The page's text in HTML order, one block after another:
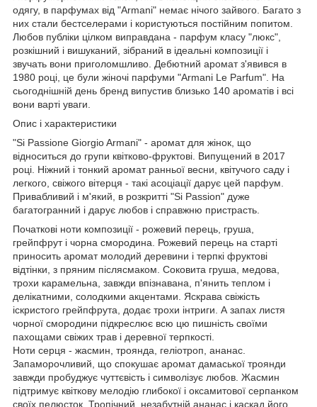
одягу, в парфумах від "Armani" немає нічого зайвого. Багато з
них стали бестселерами і користуються постійним попитом.
Любов публіки цілком виправдана - парфум класу "люкс",
розкішний і вишуканий, зібраний в ідеальні композиції і
звучать вони приголомшливо. Дебютний аромат з'явився в
1980 році, це були жіночі парфуми "Armani Le Parfum". На
сьогоднішній день бренд випустив близько 140 ароматів і всі
вони варті уваги.
Опис і характеристики
"Si Passione Giorgio Armani" - аромат для жінок, що
відноситься до групи квітково-фруктові. Випущений в 2017
році. Ніжний і тонкий аромат ранньої весни, квітучого саду і
легкого, свіжого вітерця - такі асоціації дарує цей парфум.
Привабливий і м'який, в розкритті "Si Passion" дуже
багатогранний і дарує любов і справжню пристрасть.
Початкові ноти композиції - рожевий перець, груша,
грейпфрут і чорна смородина. Рожевий перець на старті
приносить аромат молодий деревини і терпкі фруктові
відтінки, з пряним післясмаком. Соковита груша, медова,
трохи карамельна, завжди впізнавана, п'янить теплом і
делікатними, солодкими акцентами. Яскрава свіжість
іскристого грейпфрута, додає трохи інтриги. А запах листя
чорної смородини підкреслює всю цю пишність своїми
пахощами свіжих трав і деревної терпкості.
Ноти серця - жасмин, троянда, геліотроп, ананас.
Запаморочливий, що спокушає аромат дамаської троянди
завжди пробуджує чуттєвість і символізує любов. Жасмин
підтримує квіткову мелодію глибокої і оксамитової серпанком
своїх пелюсток. Тропічний, незабутній ананас і каскад його